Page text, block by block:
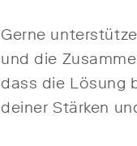
Gerne
und die
dass die Lösung
deiner Stärken